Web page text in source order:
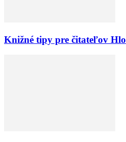
Knižné tipy pre čitateľov